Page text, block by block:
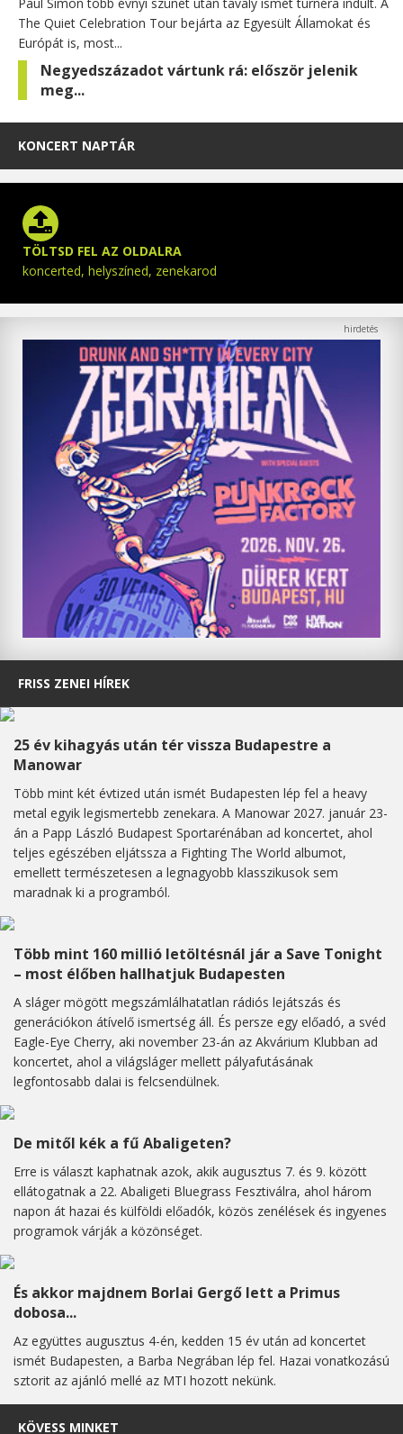
The Quiet Celebration Tour bejárta az Egyesült Államokat és
Európát is, most...
Negyedszázadot vártunk rá: először jelenik
meg...
KONCERT NAPTÁR
TÖLTSD FEL AZ OLDALRA
koncerted, helyszíned, zenekarod
FRISS ZENEI HÍREK
25 év kihagyás után tér vissza Budapestre a
Manowar
Több mint két évtized után ismét Budapesten lép fel a heavy
metal egyik legismertebb zenekara. A Manowar 2027. január 23-
án a Papp László Budapest Sportarénában ad koncertet, ahol
teljes egészében eljátssza a Fighting The World albumot,
emellett természetesen a legnagyobb klasszikusok sem
maradnak ki a programból.
Több mint 160 millió letöltésnál jár a Save Tonight
– most élőben hallhatjuk Budapesten
A sláger mögött megszámlálhatatlan rádiós lejátszás és
generációkon átívelő ismertség áll. És persze egy előadó, a svéd
Eagle-Eye Cherry, aki november 23-án az Akvárium Klubban ad
koncertet, ahol a világsláger mellett pályafutásának
legfontosabb dalai is felcsendülnek.
De mitől kék a fű Abaligeten?
Erre is választ kaphatnak azok, akik augusztus 7. és 9. között
ellátogatnak a 22. Abaligeti Bluegrass Fesztiválra, ahol három
napon át hazai és külföldi előadók, közös zenélések és ingyenes
programok várják a közönséget.
És akkor majdnem Borlai Gergő lett a Primus
dobosa...
Az együttes augusztus 4-én, kedden 15 év után ad koncertet
ismét Budapesten, a Barba Negrában lép fel. Hazai vonatkozású
sztorit az ajánló mellé az MTI hozott nekünk.
KÖVESS MINKET